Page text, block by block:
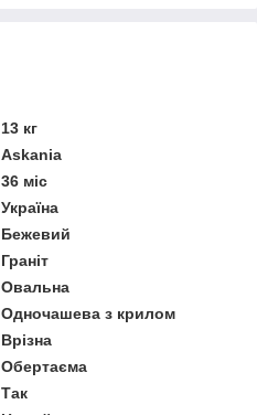
13 кг
Askania
36 міс
Україна
Бежевий
Граніт
Овальна
Одночашева з крилом
Врізна
Обертаєма
Так